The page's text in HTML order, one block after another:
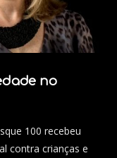
no
100 recebeu
contra crianças e